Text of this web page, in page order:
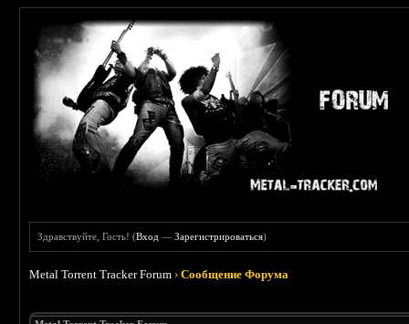
Здравствуйте, Гость! (Вход —Зарегистрироваться)
Metal Torrent Tracker Forum ›Сообщение Форума